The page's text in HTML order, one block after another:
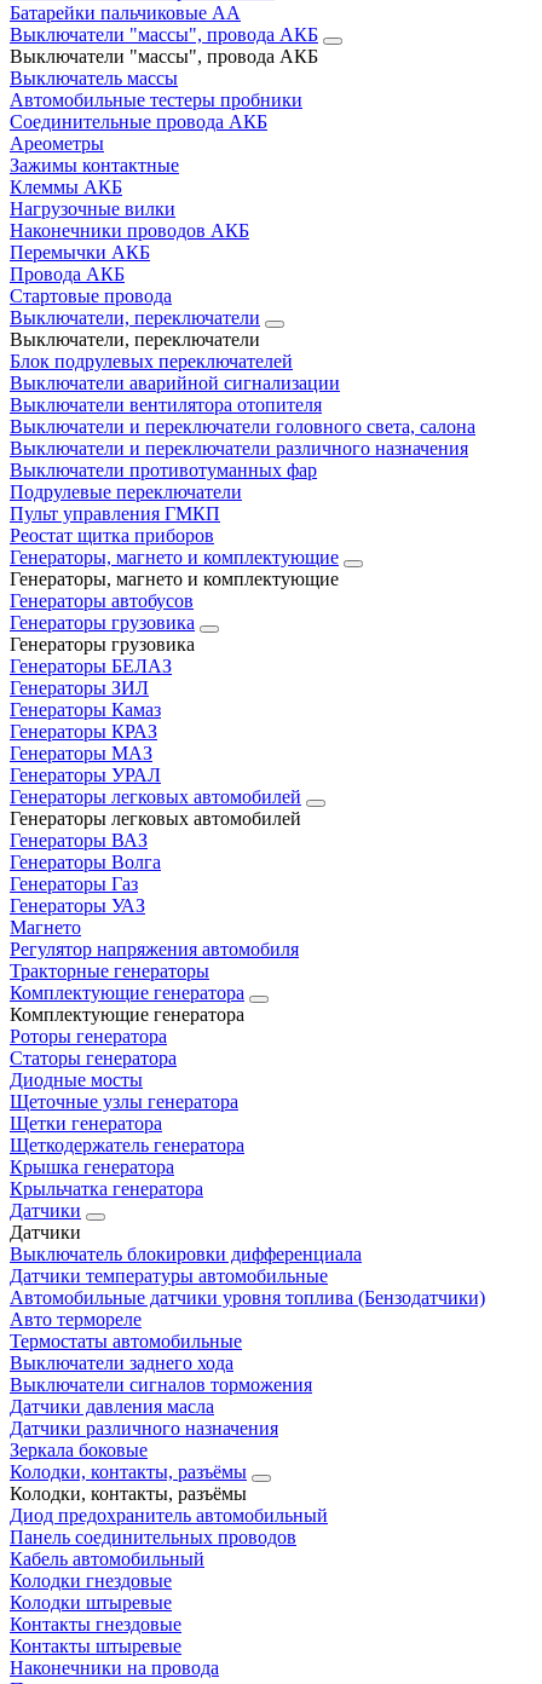
Батарейки пальчиковые АА
Выключатели "массы", провода АКБ
Выключатели "массы", провода АКБ
Выключатель массы
Автомобильные тестеры пробники
Соединительные провода АКБ
Ареометры
Зажимы контактные
Клеммы АКБ
Нагрузочные вилки
Наконечники проводов АКБ
Перемычки АКБ
Провода АКБ
Стартовые провода
Выключатели, переключатели
Выключатели, переключатели
Блок подрулевых переключателей
Выключатели аварийной сигнализации
Выключатели вентилятора отопителя
Выключатели и переключатели головного света, салона
Выключатели и переключатели различного назначения
Выключатели противотуманных фар
Подрулевые переключатели
Пульт управления ГМКП
Реостат щитка приборов
Генераторы, магнето и комплектующие
Генераторы, магнето и комплектующие
Генераторы автобусов
Генераторы грузовика
Генераторы грузовика
Генераторы БЕЛАЗ
Генераторы ЗИЛ
Генераторы Камаз
Генераторы КРАЗ
Генераторы МАЗ
Генераторы УРАЛ
Генераторы легковых автомобилей
Генераторы легковых автомобилей
Генераторы ВАЗ
Генераторы Волга
Генераторы Газ
Генераторы УАЗ
Магнето
Регулятор напряжения автомобиля
Тракторные генераторы
Комплектующие генератора
Комплектующие генератора
Роторы генератора
Статоры генератора
Диодные мосты
Щеточные узлы генератора
Щетки генератора
Щеткодержатель генератора
Крышка генератора
Крыльчатка генератора
Датчики
Датчики
Выключатель блокировки дифференциала
Датчики температуры автомобильные
Автомобильные датчики уровня топлива (Бензодатчики)
Авто термореле
Термостаты автомобильные
Выключатели заднего хода
Выключатели сигналов торможения
Датчики давления масла
Датчики различного назначения
Зеркала боковые
Колодки, контакты, разъёмы
Колодки, контакты, разъёмы
Диод предохранитель автомобильный
Панель соединительных проводов
Кабель автомобильный
Колодки гнездовые
Колодки штыревые
Контакты гнездовые
Контакты штыревые
Наконечники на провода